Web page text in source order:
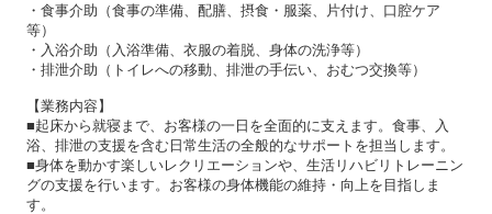
・食事介助（食事の準備、配膳、摂食・服薬、片付け、口腔ケア
等）
・入浴介助（入浴準備、衣服の着脱、身体の洗浄等）
・排泄介助（トイレへの移動、排泄の手伝い、おむつ交換等）
【業務内容】
■起床から就寝まで、お客様の一日を全面的に支えます。食事、入
浴、排泄の支援を含む日常生活の全般的なサポートを担当します。
■身体を動かす楽しいレクリエーションや、生活リハビリトレーニン
グの支援を行います。お客様の身体機能の維持・向上を目指しま
す。